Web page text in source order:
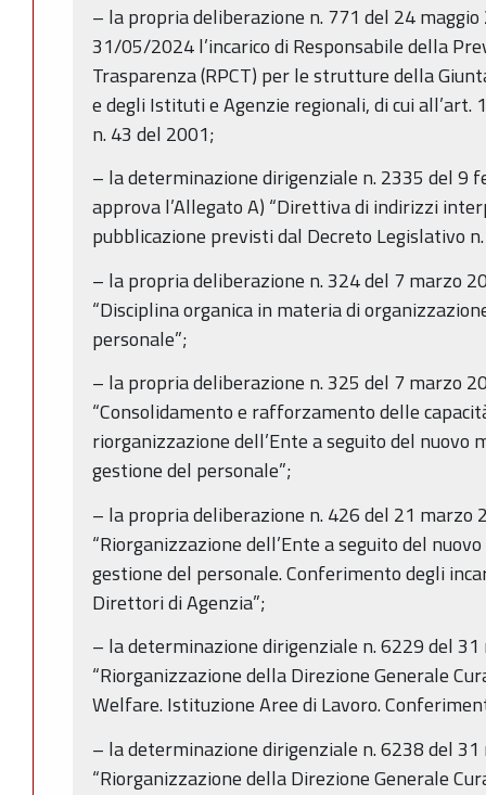
– la propria deliberazione n. 771 del 24
31/05/2024 l’incarico di Responsabile della
Trasparenza (RPCT) per le strutture della
e degli Istituti e Agenzie regionali, di cui all’art.
n. 43 del 2001;
– la determinazione dirigenziale n. 2335 del 9
approva l’Allegato A) “Direttiva di indirizzi
pubblicazione previsti dal Decreto Legislativo
– la propria deliberazione n. 324 del 7 marzo
“Disciplina organica in materia di
personale”;
– la propria deliberazione n. 325 del 7 marzo
“Consolidamento e rafforzamento delle
riorganizzazione dell’Ente a seguito del nuovo
gestione del personale”;
– la propria deliberazione n. 426 del 21 marzo
“Riorganizzazione dell’Ente a seguito del
gestione del personale. Conferimento degli
Direttori di Agenzia”;
– la determinazione dirigenziale n. 6229 del
“Riorganizzazione della Direzione Generale
Welfare. Istituzione Aree di Lavoro.
– la determinazione dirigenziale n. 6238 del
“Riorganizzazione della Direzione Generale